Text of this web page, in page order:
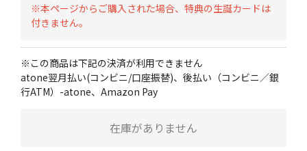
※本ページからご購入された場合、特典の生誕カードは
付きません。
※この商品は下記の決済が利用できません
atone翌月払い(コンビニ/口座振替)、後払い（コンビニ／銀
行ATM）-atone、Amazon Pay
在庫がありません